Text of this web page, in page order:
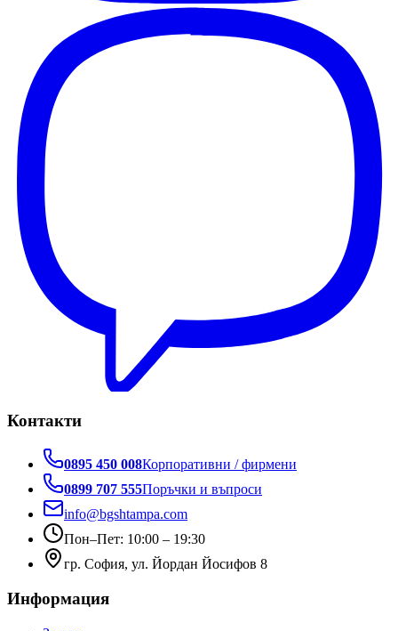
Контакти
0895 450 008Корпоративни / фирмени
0899 707 555Поръчки и въпроси
info@bgshtampa.com
Пон–Пет: 10:00 – 19:30
гр. София, ул. Йордан Йосифов 8
Информация